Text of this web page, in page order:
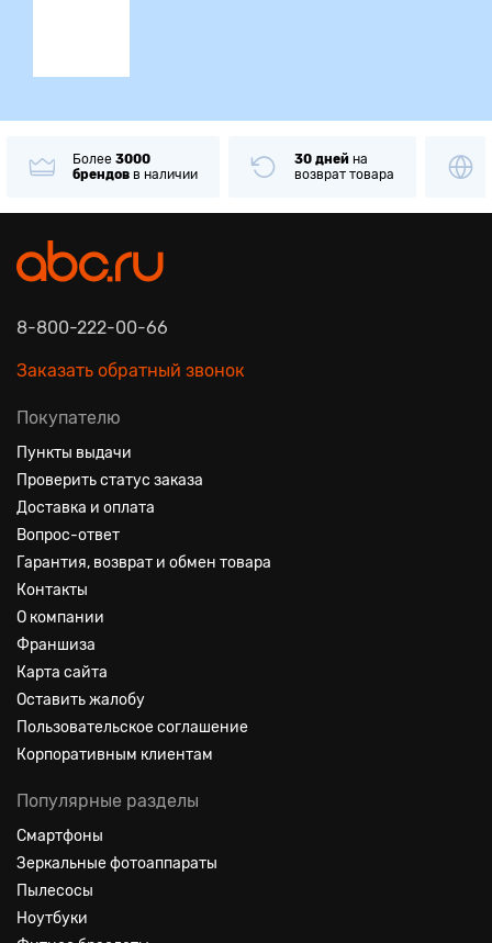
Более 3000
брендов в наличии
30 дней на
возврат товара
8-800-222-00-66
Заказать обратный звонок
Покупателю
Пункты выдачи
Проверить статус заказа
Доставка и оплата
Вопрос-ответ
Гарантия, возврат и обмен товара
Контакты
О компании
Франшиза
Карта сайта
Оставить жалобу
Пользовательское соглашение
Корпоративным клиентам
Популярные разделы
Смартфоны
Зеркальные фотоаппараты
Пылесосы
Ноутбуки